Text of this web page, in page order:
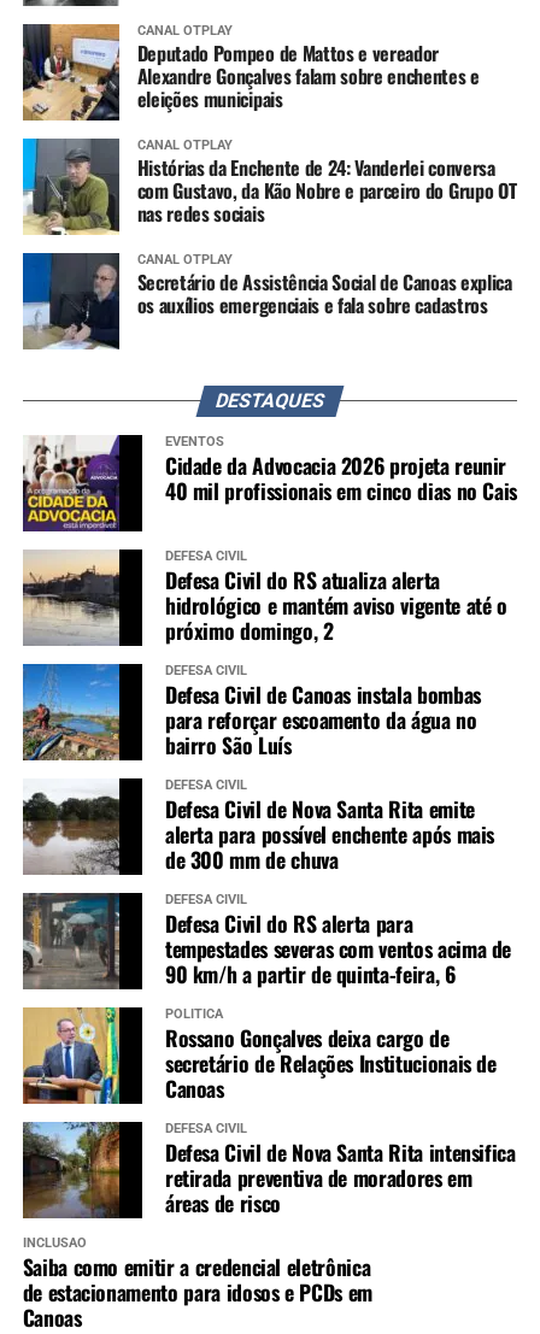
CANAL OTPLAY
Deputado Pompeo de Mattos e vereador
Alexandre Gonçalves falam sobre enchentes e
eleições municipais
CANAL OTPLAY
Histórias da Enchente de 24: Vanderlei conversa
com Gustavo, da Kão Nobre e parceiro do Grupo OT
nas redes sociais
CANAL OTPLAY
Secretário de Assistência Social de Canoas explica
os auxílios emergenciais e fala sobre cadastros
DESTAQUES
EVENTOS
Cidade da Advocacia 2026 projeta reunir
40 mil profissionais em cinco dias no Cais
DEFESA CIVIL
Defesa Civil do RS atualiza alerta
hidrológico e mantém aviso vigente até o
próximo domingo, 2
DEFESA CIVIL
Defesa Civil de Canoas instala bombas
para reforçar escoamento da água no
bairro São Luís
DEFESA CIVIL
Defesa Civil de Nova Santa Rita emite
alerta para possível enchente após mais
de 300 mm de chuva
DEFESA CIVIL
Defesa Civil do RS alerta para
tempestades severas com ventos acima de
90 km/h a partir de quinta-feira, 6
POLÍTICA
Rossano Gonçalves deixa cargo de
secretário de Relações Institucionais de
Canoas
DEFESA CIVIL
Defesa Civil de Nova Santa Rita intensifica
retirada preventiva de moradores em
áreas de risco
INCLUSÃO
Saiba como emitir a credencial eletrônica
de estacionamento para idosos e PCDs em
Canoas